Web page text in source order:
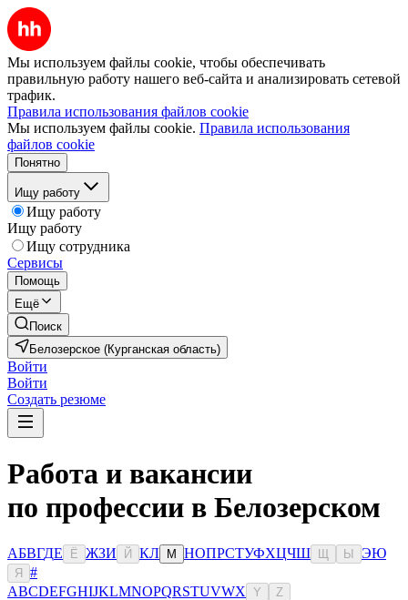
Мы используем файлы cookie, чтобы обеспечивать
правильную работу нашего веб-сайта и анализировать сетевой
трафик.
Правила использования файлов cookie
Мы используем файлы cookie. Правила использования
файлов cookie
Понятно
Ищу работу
Ищу работу
Ищу работу
Ищу сотрудника
Сервисы
Помощь
Ещё
Поиск
Белозерское (Курганская область)
Войти
Войти
Создать резюме
Работа и вакансии
по профессии в Белозерском
АБВГДЕ Ё ЖЗИ Й КЛ М НОПРСТУФХЦЧШ Ы ЭЮ
Я
#
ABCDEFGHIJKLMNOPQRSTUVWX Y Z